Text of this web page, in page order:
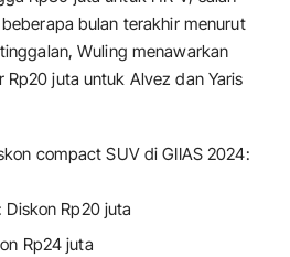
bulan terakhir menurut
Wuling menawarkan
juta untuk Alvez dan Yaris
compact SUV di GIIAS 2024:
: Diskon Rp20 juta
Rp24 juta